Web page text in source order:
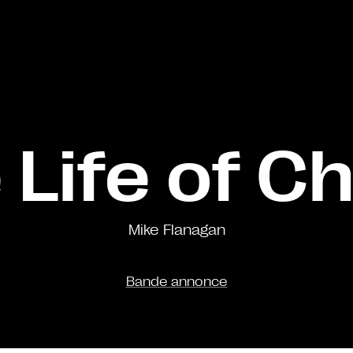
Life of
Mike Flanagan
Bande annonce